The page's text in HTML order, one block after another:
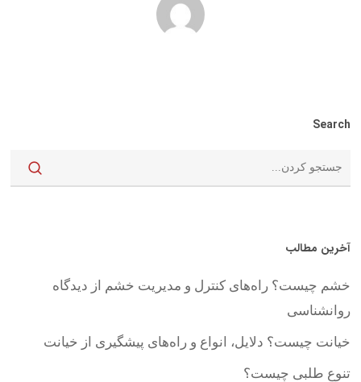
Search
آخرین مطالب
خشم چیست؟ راه‌های کنترل و مدیریت خشم از دیدگاه
روانشناسی
خیانت چیست؟ دلایل، انواع و راه‌های پیشگیری از خیانت
تنوع طلبی چیست؟